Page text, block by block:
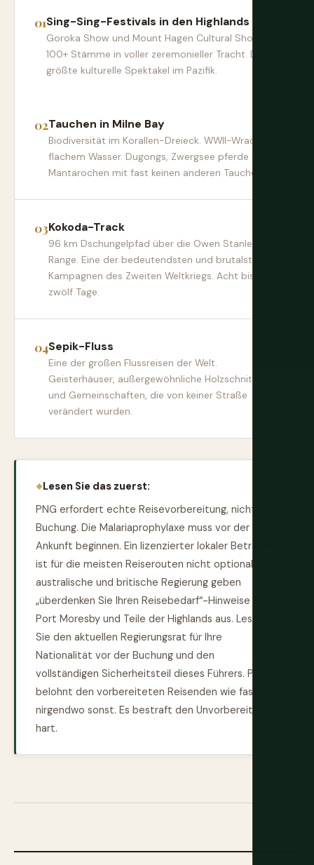
Sing-Sing-Festivals in den Highlands
Goroka Show und Mount Hagen Cultural Show.
100+ Stämme in voller zeremonieller Tracht. Das
größte kulturelle Spektakel im Pazifik.
Tauchen in Milne Bay
Biodiversität im Korallen-Dreieck. WWII-Wracks in
flachem Wasser. Dugongs, Zwergsee pferde und
Mantarochen mit fast keinen anderen Tauchern.
Kokoda-Track
96 km Dschungelpfad über die Owen Stanley
Range. Eine der bedeutendsten und brutalsten
Kampagnen des Zweiten Weltkriegs. Acht bis
zwölf Tage.
Sepik-Fluss
Eine der großen Flussreisen der Welt.
Geisterhäuser, außergewöhnliche Holzschnitzerei
und Gemeinschaften, die von keiner Straße
verändert wurden.
Lesen Sie das zuerst:
PNG erfordert echte Reisevorbereitung, nicht nur
Buchung. Die Malariaprophylaxe muss vor der
Ankunft beginnen. Ein lizenzierter lokaler Betreiber
ist für die meisten Reiserouten nicht optional. Die
australische und britische Regierung geben
„überdenken Sie Ihren Reisebedarf“-Hinweise für
Port Moresby und Teile der Highlands aus. Lesen
Sie den aktuellen Regierungsrat für Ihre
Nationalität vor der Buchung und den
vollständigen Sicherheitsteil dieses Führers. PNG
belohnt den vorbereiteten Reisenden wie fast
nirgendwo sonst. Es bestraft den Unvorbereiteten
hart.